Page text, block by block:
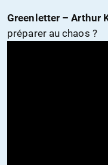
Greenletter – Arthur
préparer au chaos ?